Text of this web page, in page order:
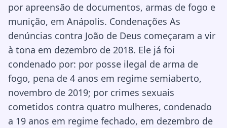
por apreensão de documentos, armas de fogo e
munição, em Anápolis. Condenações As
denúncias contra João de Deus começaram a vir
à tona em dezembro de 2018. Ele já foi
condenado por: por posse ilegal de arma de
fogo, pena de 4 anos em regime semiaberto,
novembro de 2019; por crimes sexuais
cometidos contra quatro mulheres, condenado
a 19 anos em regime fechado, em dezembro de